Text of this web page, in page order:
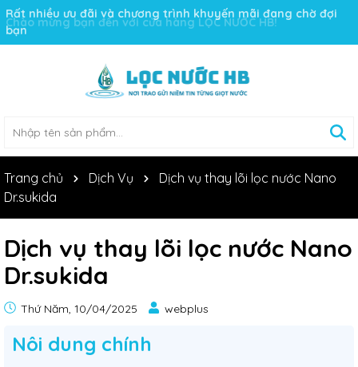
Rất nhiều ưu đãi và chương trình khuyến mãi đang chờ đợi
bạn
Trang chủ Dịch Vụ
Dịch vụ thay lõi lọc nước Nano
Dr.sukida
Dịch vụ thay lõi lọc nước Nano
Dr.sukida
Thứ Năm, 10/04/2025 webplus
Nôi dung chính